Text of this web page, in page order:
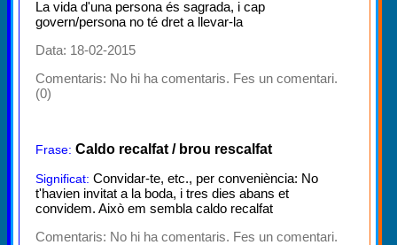
La vida d'una persona és sagrada, i cap
govern/persona no té dret a llevar-la
Data: 18-02-2015
Comentaris: No hi ha comentaris. Fes un comentari.
(0)
Frase: Caldo recalfat / brou rescalfat
Significat: Convidar-te, etc., per conveniència: No
t'havien invitat a la boda, i tres dies abans et
convidem. Això em sembla caldo recalfat
Comentaris: No hi ha comentaris. Fes un comentari.